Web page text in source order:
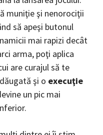
muniţie şi nenorociţii
să apeşi butonul
mai rapizi decât
arma, poţi aplica
are curajul să te
şi o execuţie
un pic mai